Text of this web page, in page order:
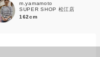
m.yamamoto
SUPER SHOP 松江店
162cm